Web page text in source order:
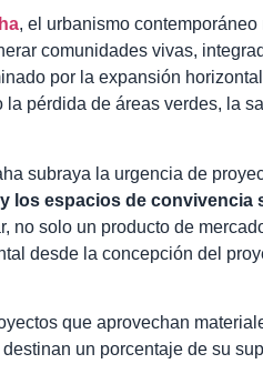
, el urbanismo
comunidades vivas,
por la expansión
pérdida de áreas verdes, la
subraya la urgencia de
los espacios de convivencia
no solo un producto de
desde la concepción del
que aprovechan
un porcentaje de su